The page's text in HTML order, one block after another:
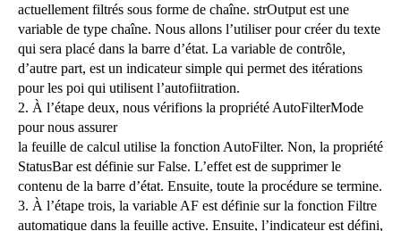
actuellement filtrés sous forme de chaîne. strOutput est une
variable de type chaîne. Nous allons l’utiliser pour créer du texte
qui sera placé dans la barre d’état. La variable de contrôle,
d’autre part, est un indicateur simple qui permet des itérations
pour les poi qui utilisent l’autofiitration.
2. À l’étape deux, nous vérifions la propriété AutoFilterMode
pour nous assurer
la feuille de calcul utilise la fonction AutoFilter. Non, la propriété
StatusBar est définie sur False. L’effet est de supprimer le
contenu de la barre d’état. Ensuite, toute la procédure se termine.
3. À l’étape trois, la variable AF est définie sur la fonction Filtre
automatique dans la feuille active. Ensuite, l’indicateur est défini,